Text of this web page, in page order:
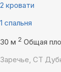
2 кровати
1 спальня
30 м 2 Общая
Заречье, СТ